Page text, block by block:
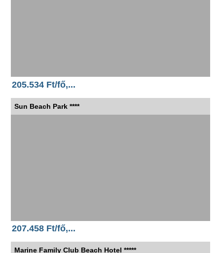
205.534 Ft/fő,...
Sun Beach Park ****
207.458 Ft/fő,...
Marine Family Club Beach Hotel *****